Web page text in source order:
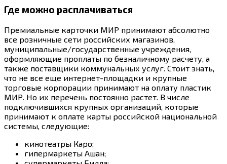
Где можно расплачиваться
Премиальные карточки МИР принимают абсолютно
все розничные сети российских магазинов,
муниципальные/государственные учреждения,
оформляющие проплаты по безналичному расчету, а
также поставщики коммунальных услуг. Стоит знать,
что не все еще интернет-площадки и крупные
торговые корпорации принимают на оплату пластик
МИР. Но их перечень постоянно растет. В числе
подключившихся крупных организаций, которые
принимают к оплате карты российской национальной
системы, следующие:
кинотеатры Каро;
гипермаркеты Ашан;